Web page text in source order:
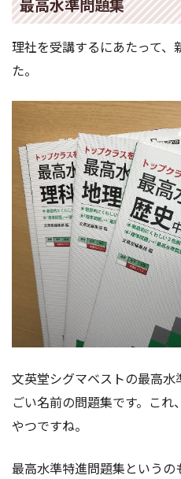
最高水準問題集
理社を受講するにあたって、
た。
文英堂シグマベストの最高
ごい名前の問題集です。こ
やつですね。
最高水準特進問題集という